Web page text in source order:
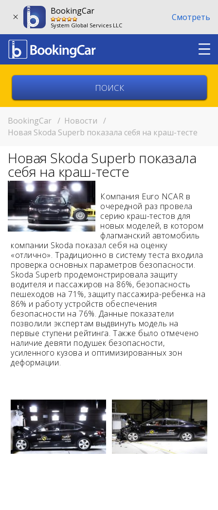
BookingCar
System Global Services LLC
Смотреть
Выберите город
Возврат в другом месте?
11:00
Купон/промо
BookingCar / Новости /
Новая Skoda Superb показала себя на краш-тесте
Новая Skoda Superb показала
себя на краш-тесте
Компания Euro NCAR в
очередной раз провела
серию краш-тестов для
новых моделей, в котором
флагманский автомобиль
компании Skoda показал себя на оценку
«отлично». Традиционно в систему теста входила
проверка основных параметров безопасности.
Skoda Superb продемонстрировала защиту
водителя и пассажиров на 86%, безопасность
пешеходов на 71%, защиту пассажира-ребенка на
86% и работу устройств обеспечения
безопасности на 76%. Данные показатели
позволили экспертам выдвинуть модель на
первые ступени рейтинга. Также было отмечено
наличие девяти подушек безопасности,
усиленного кузова и оптимизированных зон
деформации.